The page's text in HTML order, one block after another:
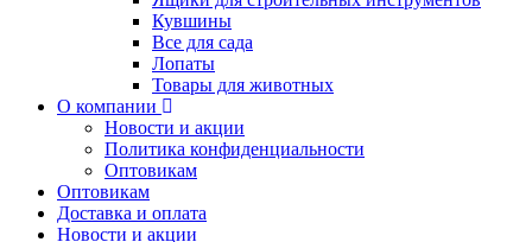
Кувшины
Все для сада
Лопаты
Товары для животных
О компании
Новости и акции
Политика конфиденциальности
Оптовикам
Оптовикам
Доставка и оплата
Новости и акции